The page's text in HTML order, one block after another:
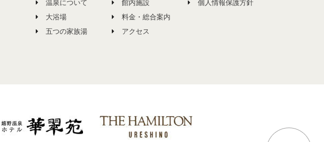
温泉について
大浴場
五つの家族湯
館内施設
料金・総合案内
アクセス
個人情報保護方針